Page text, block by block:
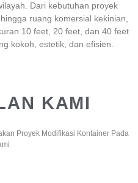
Dari kebutuhan proyek
ruang komersial kekinian,
10 feet, 20 feet, dan 40 feet
kokoh, estetik, dan efisien.
KAMI
Proyek Modifikasi Kontainer Pada